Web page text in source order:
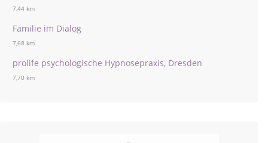
7,44 km
Familie im Dialog
7,68 km
prolife psychologische Hypnosepraxis, Dresden
7,70 km